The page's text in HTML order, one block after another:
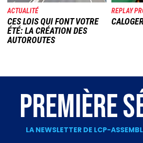
ACTUALITÉ
CES LOIS QUI FONT VOTRE
ÉTÉ: LA CRÉATION DES
AUTOROUTES
REPLAY
PREMIÈRE
LA NEWSLETTER DE LCP-